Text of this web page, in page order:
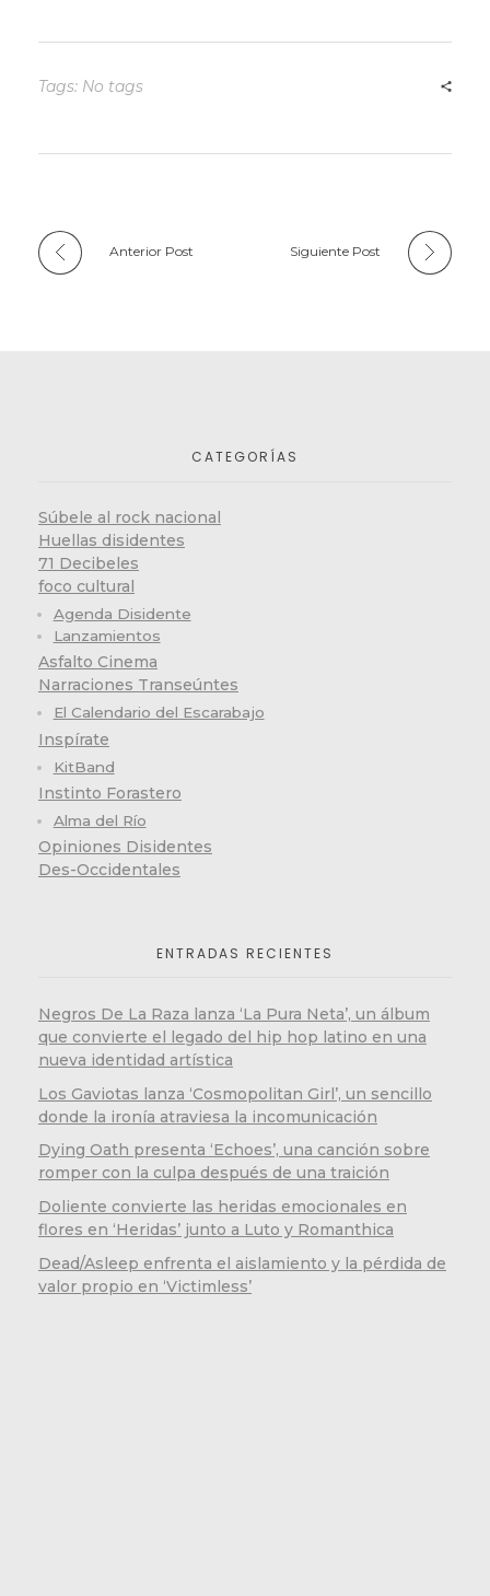
Tags: No tags
Anterior Post Siguiente Post
CATEGORÍAS
Súbele al rock nacional
Huellas disidentes
71 Decibeles
foco cultural
Agenda Disidente
Lanzamientos
Asfalto Cinema
Narraciones Transeúntes
El Calendario del Escarabajo
Inspírate
KitBand
Instinto Forastero
Alma del Río
Opiniones Disidentes
Des-Occidentales
ENTRADAS RECIENTES
Negros De La Raza lanza ‘La Pura Neta’, un álbum
que convierte el legado del hip hop latino en una
nueva identidad artística
Los Gaviotas lanza ‘Cosmopolitan Girl’, un sencillo
donde la ironía atraviesa la incomunicación
Dying Oath presenta ‘Echoes’, una canción sobre
romper con la culpa después de una traición
Doliente convierte las heridas emocionales en
flores en ‘Heridas’ junto a Luto y Romanthica
Dead/Asleep enfrenta el aislamiento y la pérdida de
valor propio en ‘Victimless’